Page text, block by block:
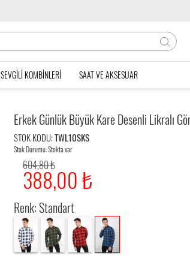
SEVGILI KOMBINLERI SAAT VE AKSESUAR
Erkek Günlük Büyük Kare Desenli Likralı
STOK KODU:TWL10SKS
Stok Durumu: Stokta var
604,80 ₺
388,00 ₺
Renk: Standart